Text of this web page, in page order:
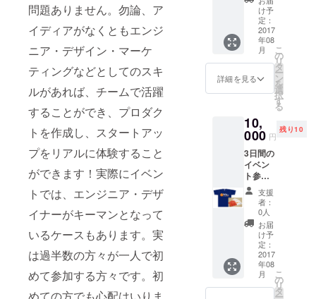
問題ありません。勿論、ア
イディアがなくともエンジ
ニア・デザイン・マーケ
ティングなどとしてのスキ
ルがあれば、チームで活躍
することができ、プロダク
トを作成し、スタートアッ
プをリアルに体験すること
ができます！実際にイベン
トでは、エンジニア・デザ
イナーがキーマンとなって
いるケースもあります。実
は過半数の方々が一人で初
めて参加する方々です。初
秋竹社
長が開
発した
「飲む
みか
ん」
は、お
スを
もっと
気軽に
飲んで
もらい
たい、
という
思いか
ら生ま
れまし
た。ま
るでみ
かんを
食べて
いるか
のよう
様が代
表取締
役を務
める株
式会社
早和果
樹園様
の2000
円相当
（郵送
料含
む）、
レポー
ト、オ
リジナ
ルス
テッ
カー、
お礼
メッ
セージ
をお届
ん一筋
53年の
け予
定：
2017
年08
月
詳細を見る
こ
の
リ
タ
ー
ン
を
選
択
す
る
10,
000 円
残り10
3日間の
イベン
ト参加
チケッ
ト、オ
リジナ
ルTシャ
ツ、レ
ポー
ト、オ
リジナ
ルス
テッ
支援
者：
0人
お届
け予
定：
2017
年08
月
こ
の
リ
タ